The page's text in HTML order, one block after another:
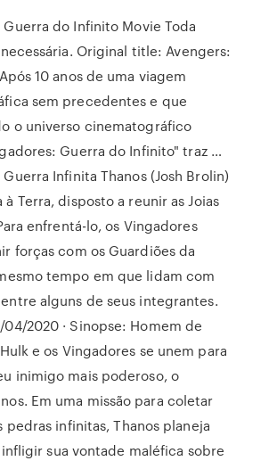
do Infinito Movie Toda
Original title: Avengers:
10 anos de uma viagem
sem precedentes e que
o universo cinematográfico
Guerra do Infinito" traz …
Infinita Thanos (Josh Brolin)
Terra, disposto a reunir as Joias
enfrentá-lo, os Vingadores
forças com os Guardiões da
tempo em que lidam com
alguns de seus integrantes.
04/2020 · Sinopse: Homem de
e os Vingadores se unem para
inimigo mais poderoso, o
Em uma missão para coletar
pedras infinitas, Thanos planeja
infligir sua vontade maléfica sobre